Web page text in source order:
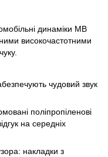
динаміки MB
високочастотними
чудовий звук
поліпропіленові
на середніх
накладки з